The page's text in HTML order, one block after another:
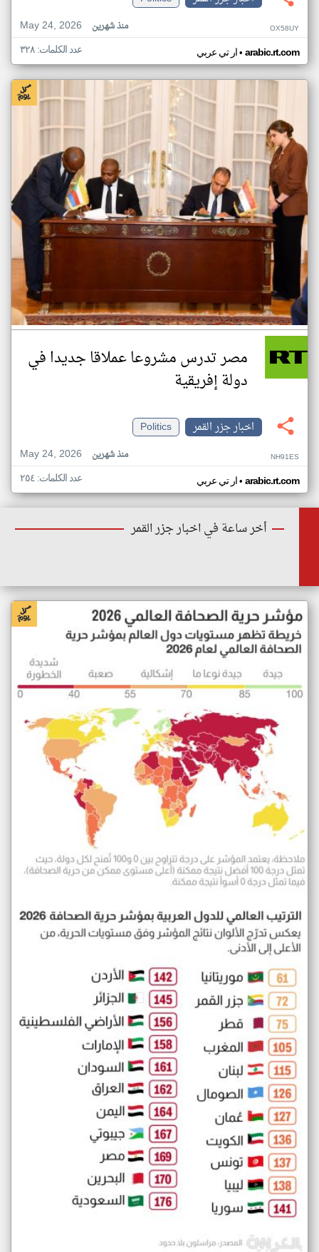
May 24, 2026
منذ شهرين OX58UY
ار تي عربي• arabic.rt.com عدد الكلمات: ٣٢٨
مصر تدرس مشروعا عملاقا جديدا في
دولة إفريقية
اخبار جزر القمر
Politics
May 24, 2026
منذ شهرين NH91ES
ار تي عربي• arabic.rt.com عدد الكلمات: ٢٥٤
أخر ساعة في اخبار جزر القمر